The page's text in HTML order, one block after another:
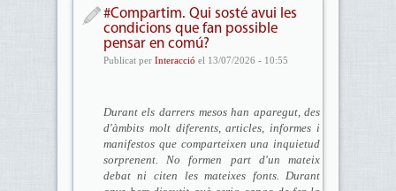
#Compartim. Qui sosté avui les
condicions que fan possible
pensar en comú?
Publicat per Interacció el 13/07/2026 - 10:55
Durant els darrers mesos han aparegut, des
d'àmbits molt diferents, articles, informes i
manifestos que comparteixen una inquietud
sorprenent. No formen part d'un mateix
debat ni citen les mateixes fonts. Durant